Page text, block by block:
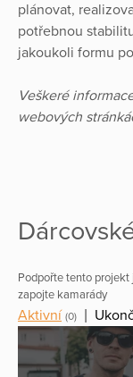
plánovat,
potřebnou
jakoukoli formu
Veškeré
webových
Podpořte tento projekt
zapojte kamarády
Aktivní (0)